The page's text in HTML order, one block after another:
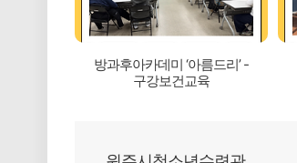
방과후아카데미 ‘아름드리’ -
구강보건교육